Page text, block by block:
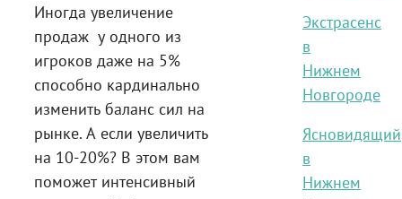
Иногда увеличение
продаж у одного из
игроков даже на 5%
способно кардинально
изменить баланс сил на
рынке. А если увеличить
на 10-20%? В этом вам
поможет интенсивный
Экстрасенс
в
Нижнем
Новгороде
Ясновидящий
в
Нижнем